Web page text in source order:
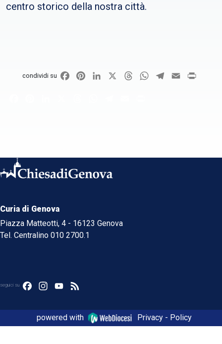
centro storico della nostra città.
condividi su FacebookPinterestLinkedIn ThreadsWhatsApp
Telegram
Email
Curia di Genova
Piazza Matteotti, 4 - 16123 Genova
Tel. Centralino 010 2700.1
seguici su FacebookInstagram
YouTube
powered with Privacy - Policy